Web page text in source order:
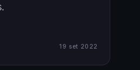
19 set 2022